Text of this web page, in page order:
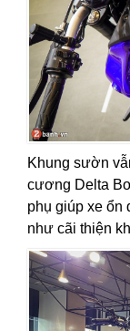
Khung sườn
cương Delta
phụ giúp xe ổn
như cãi thiện